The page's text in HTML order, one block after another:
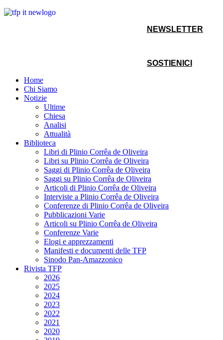
NEWSLETTER
SOSTIENICI
Home
Chi Siamo
Notizie
Ultime
Chiesa
Analisi
Attualità
Biblioteca
Libri di Plinio Corrêa de Oliveira
Libri su Plinio Corrêa de Oliveira
Saggi di Plinio Corrêa de Oliveira
Saggi su Plinio Corrêa de Oliveira
Articoli di Plinio Corrêa de Oliveira
Interviste a Plinio Corrêa de Oliveira
Conferenze di Plinio Corrêa de Oliveira
Pubblicazioni Varie
Articoli su Plinio Corrêa de Oliveira
Conferenze Varie
Elogi e apprezzamenti
Manifesti e documenti delle TFP
Sinodo Pan-Amazzonico
Rivista TFP
2026
2025
2024
2023
2022
2021
2020